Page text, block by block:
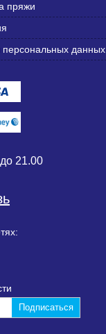
пряжи
персональных данных
21.00